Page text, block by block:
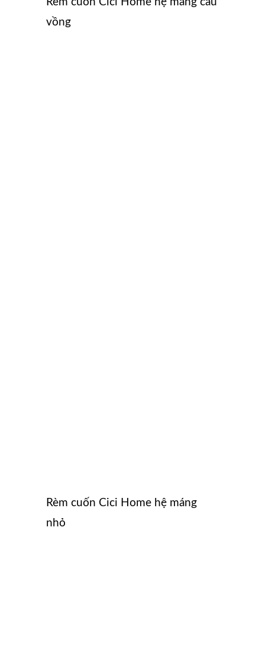
Rèm cuốn Cici Home hệ máng cầu
vồng
Rèm cuốn Cici Home hệ máng
nhỏ